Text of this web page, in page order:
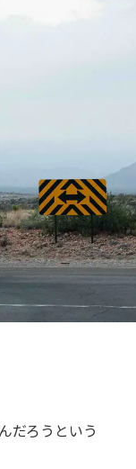
だろうという